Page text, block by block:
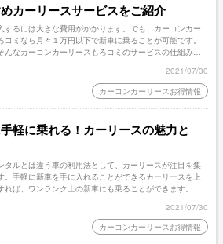
カーリースサービスをご紹介
するには大きな費用がかかります。でも、カーコンカー
コミなら月々１万円以下で新車に乗ることが可能です。
んなカーコンカーリースもろコミのサービスの仕組みや
2021/07/30
カーコンカーリースお得情報
軽に乗れる！カーリースの魅力と
タルとは違う車の利用法として、カーリースが注目を集
。手軽に新車を手に入れることができるカーリースを上
れば、ワンランク上の新車にも乗ることができます。そ
2021/07/30
カーコンカーリースお得情報